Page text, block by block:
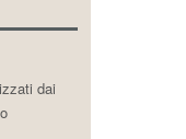
dai